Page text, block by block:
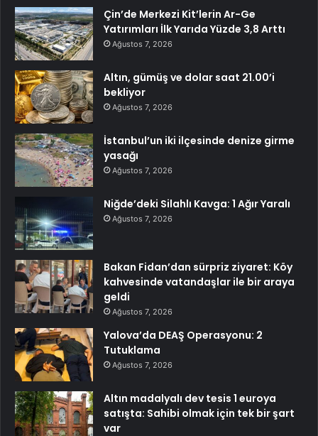
Çin’de Merkezi Kit’lerin Ar-Ge
Yatırımları İlk Yarıda Yüzde 3,8 Arttı
Ağustos 7, 2026
Altın, gümüş ve dolar saat 21.00’i
bekliyor
Ağustos 7, 2026
İstanbul’un iki ilçesinde denize girme
yasağı
Ağustos 7, 2026
Niğde’deki Silahlı Kavga: 1 Ağır Yaralı
Ağustos 7, 2026
Bakan Fidan’dan sürpriz ziyaret: Köy
kahvesinde vatandaşlar ile bir araya
geldi
Ağustos 7, 2026
Yalova’da DEAŞ Operasyonu: 2
Tutuklama
Ağustos 7, 2026
Altın madalyalı dev tesis 1 euroya
satışta: Sahibi olmak için tek bir şart
var